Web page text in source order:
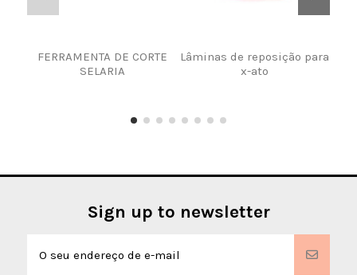
FERRAMENTA DE CORTE
SELARIA
Lâminas de reposição para
x-ato
Sign up to newsletter